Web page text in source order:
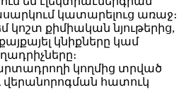
կատարելուց առաջ։
կոշտ քիմիական նյութերից,
կնիքները կամ
կողմից տրված
հատուկ